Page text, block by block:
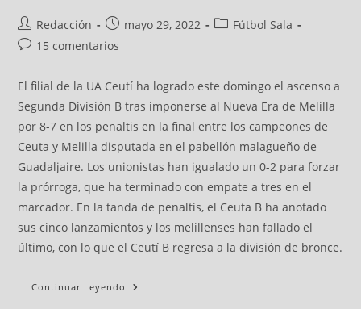
Redacción mayo 29, 2022
Fútbol Sala
15 comentarios
El filial de la UA Ceutí ha logrado este domingo el ascenso a
Segunda División B tras imponerse al Nueva Era de Melilla
por 8-7 en los penaltis en la final entre los campeones de
Ceuta y Melilla disputada en el pabellón malagueño de
Guadaljaire. Los unionistas han igualado un 0-2 para forzar
la prórroga, que ha terminado con empate a tres en el
marcador. En la tanda de penaltis, el Ceuta B ha anotado
sus cinco lanzamientos y los melillenses han fallado el
último, con lo que el Ceutí B regresa a la división de bronce.
Continuar Leyendo